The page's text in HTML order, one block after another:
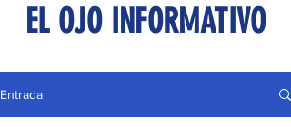
EL OJO INFORMATIVO
Entrada